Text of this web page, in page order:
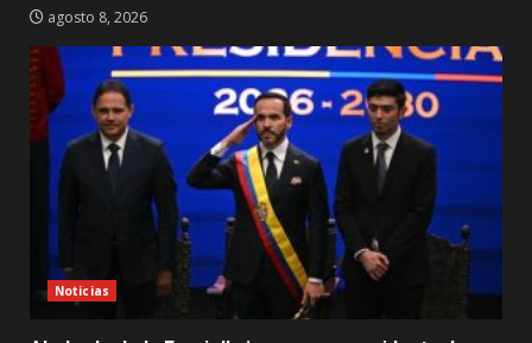
agosto 8, 2026
Noticias